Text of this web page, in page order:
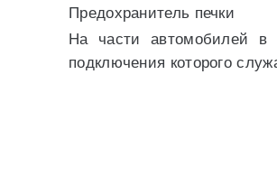
Предохранитель печки
На части автомобилей в
подключения которого